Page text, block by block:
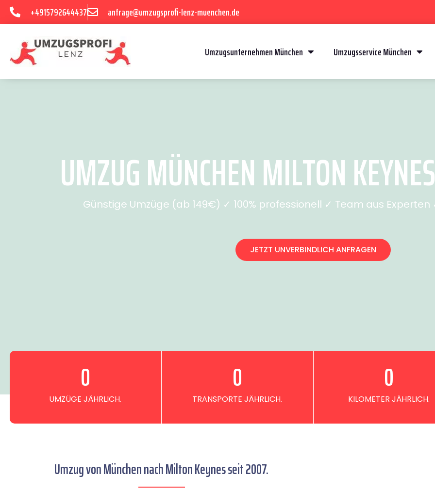
+4915792644437 anfrage@umzugsprofi-lenz-muenchen.de
Umzugsunternehmen München Umzugsservice München
UMZUG MÜNCHEN MILTON
Günstige Umzüge (ab 149€) ✓ 100% professionell ✓ Team aus
JETZT UNVERBINDLICH ANFRAGEN
UMZÜGE JÄHRLICH.
0
TRANSPORTE JÄHRLICH.
0
KILOMETER JÄHRLICH.
0
Umzug von München nach Milton Keynes seit 2007.